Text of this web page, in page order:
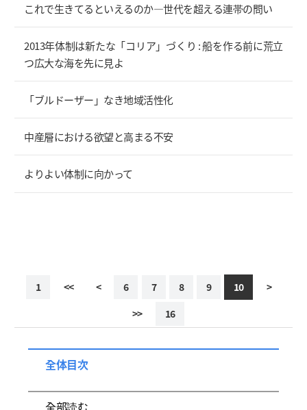
これで生きてるといえるのか―世代を超える連帯の問い
2013年体制は新たな「コリア」づくり : 船を作る前に荒立
つ広大な海を先に見よ
「ブルドーザー」なき地域活性化
中産層における欲望と高まる不安
よりよい体制に向かって
1 << < 6 7 8 9 10
>
>>
16
全体目次
全部読む